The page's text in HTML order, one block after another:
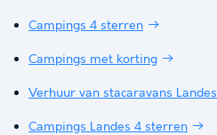
Campings 4 sterren
Campings met korting
Verhuur van stacaravans Landes
Campings Landes 4 sterren